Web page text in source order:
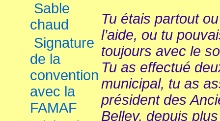
Sable
chaud
Signature
de la
convention
avec la
FAMAF
Tu étais partout
l’aide, ou tu
toujours avec le
Tu as effectué
municipal, tu as
président des
Belley, depuis